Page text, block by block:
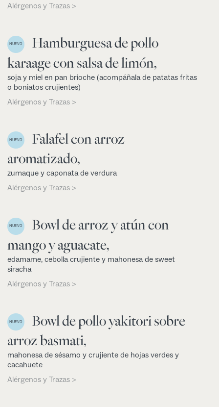
Alérgenos y Trazas >
NUEVO
Hamburguesa de pollo
karaage con salsa de limón,
soja y miel en pan brioche (acompáñala de patatas fritas
o boniatos crujientes)
Alérgenos y Trazas >
NUEVO
Falafel con arroz
aromatizado,
zumaque y caponata de verdura
Alérgenos y Trazas >
NUEVO
Bowl de arroz y atún con
mango y aguacate,
edamame, cebolla crujiente y mahonesa de sweet
siracha
Alérgenos y Trazas >
NUEVO
Bowl de pollo yakitori sobre
arroz basmati,
mahonesa de sésamo y crujiente de hojas verdes y
cacahuete
Alérgenos y Trazas >